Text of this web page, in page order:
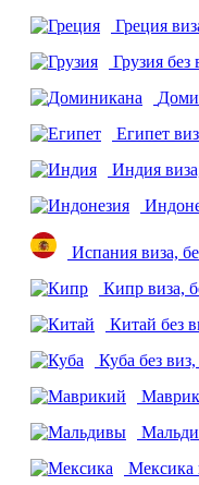
Греция
Грузия без
Египет
Индия
Испания виза,
Кипр виза,
Китай без
Куба без
Мексика